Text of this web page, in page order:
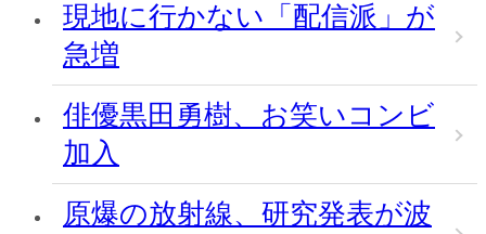
現地に行かない「配信派」が
急増
俳優黒田勇樹、お笑いコンビ
加入
原爆の放射線、研究発表が波